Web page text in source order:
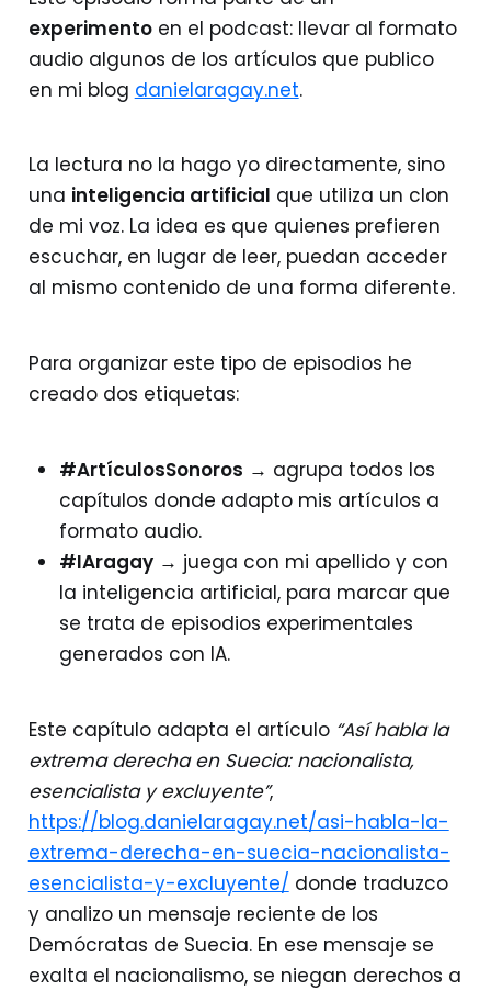
experimentoen el podcast: llevar al formato
audio algunos de los artículos que publico
en mi blog danielaragay.net.
La lectura no la hago yo directamente, sino
una inteligencia artificial que utiliza un clon
de mi voz. La idea es que quienes prefieren
escuchar, en lugar de leer, puedan acceder
al mismo contenido de una forma diferente.
Para organizar este tipo de episodios he
creado dos etiquetas:
#ArtículosSonoros → agrupa todos los
capítulos donde adapto mis artículos a
formato audio.
#IAragay→ juega con mi apellido y con
la inteligencia artificial, para marcar que
se trata de episodios experimentales
generados con IA.
Este capítulo adapta el artículo “Así habla la
extrema derecha en Suecia: nacionalista,
esencialista y excluyente”,
https://blog.danielaragay.net/asi-habla-la-
extrema-derecha-en-suecia-nacionalista-
esencialista-y-excluyente/ donde traduzco
y analizo un mensaje reciente de los
Demócratas de Suecia. En ese mensaje se
exalta el nacionalismo, se niegan derechos a